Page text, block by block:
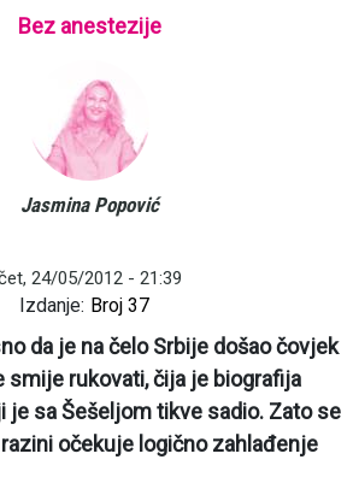
Bez anestezije
Jasmina Popović
24/05/2012 - 21:39
Izdanje: Broj 37
da je na čelo Srbije došao čovjek
smije rukovati, čija je biografija
je sa Šešeljom tikve sadio. Zato se
očekuje logično zahlađenje